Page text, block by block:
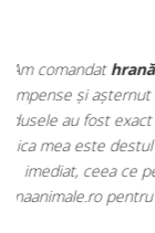
Apreciez foarte
doar
antiparazitare,
comod să pot
dintr-un singur
originale și în